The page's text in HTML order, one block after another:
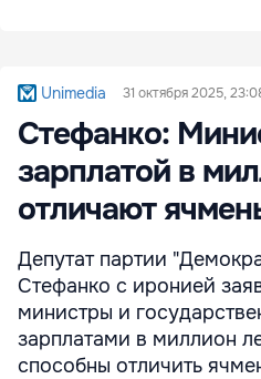
Unimedia 31 октября 2025,
Стефанко:
зарплатой в
отличают
Депутат партии
Стефанко с иронией
министры и
зарплатами в миллион
способны отличить